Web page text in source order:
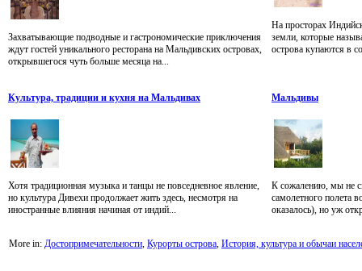
Захватывающие подводные и гастрономические приключения
ждут гостей уникального ресторана на Мальдивских островах,
открывшегося чуть больше месяца на...
На просторах
земли, которые
острова купаются в
Культура, традиции и кухня на Мальдивах
Хотя традиционная музыка и танцы не повседневное явление,
но культура Дивехи продолжает жить здесь, несмотря на
иностранные влияния начиная от индий...
Мальдивы
К сожалению, мы не
самолетного полета
оказалось), но уж
More in: Достопримечательности, Курорты острова, История, культура и обычаи